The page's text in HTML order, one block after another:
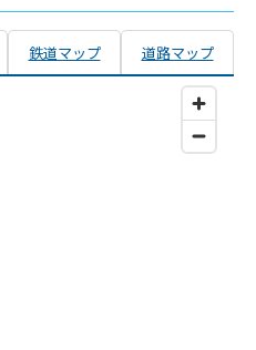
鉄道マップ 道路マップ